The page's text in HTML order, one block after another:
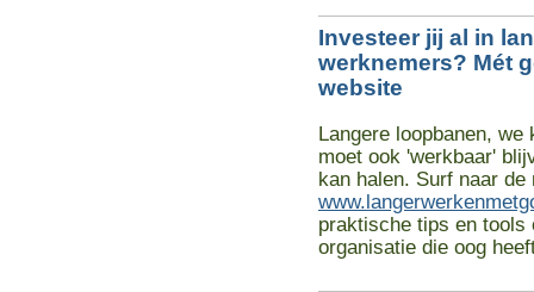
Investeer jij al in
werknemers? Mét
website
Langere loopbanen,
moet ook 'werkbaar'
kan halen. Surf naar de
praktische tips en tools
organisatie die oog